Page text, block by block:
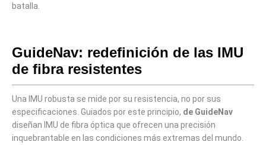
batalla.
GuideNav: redefinición de las IMU
de fibra resistentes
Una IMU robusta se mide por su resistencia, no por sus
especificaciones. Guiados por este principio, de GuideNav
diseñan IMU de fibra óptica que ofrecen una precisión
inquebrantable en las condiciones más extremas del mundo.